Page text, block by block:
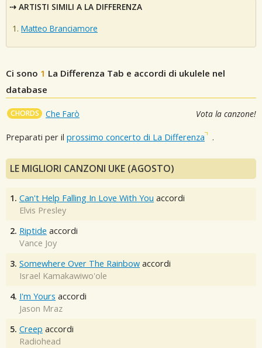
ARTISTI SIMILI A LA DIFFERENZA
Matteo Branciamore
Ci sono 1 La Differenza Tab e accordi di ukulele nel
database
CHORDS Che Farò Vota la canzone!
Preparati per il prossimo concerto di La Differenza .
LE MIGLIORI CANZONI UKE (AGOSTO)
1. Can't Help Falling In Love With You accordi
Elvis Presley
2. Riptide accordi
Vance Joy
3. Somewhere Over The Rainbow accordi
Israel Kamakawiwo'ole
4. I'm Yours accordi
Jason Mraz
5. Creep accordi
Radiohead